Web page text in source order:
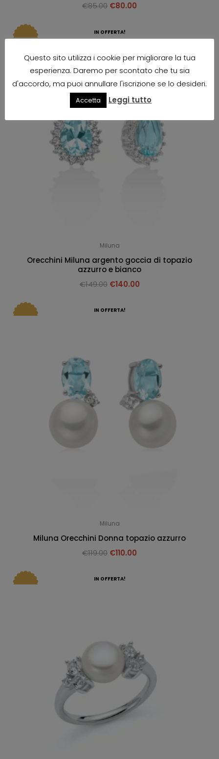
€85.00 €80.00
IN OFFERTA!
Miluna
Orecchini Miluna argento goccia di topazio
azzurro e bianco
€149.00 €140.00
IN OFFERTA!
Miluna
Miluna Orecchini Donna topazio azzurro
€119.00 €110.00
IN OFFERTA!
Questo sito utilizza i cookie per migliorare la tua
esperienza. Daremo per scontato che tu sia
d'accordo, ma puoi annullare l'iscrizione se lo desideri.
Accetta Leggi tutto